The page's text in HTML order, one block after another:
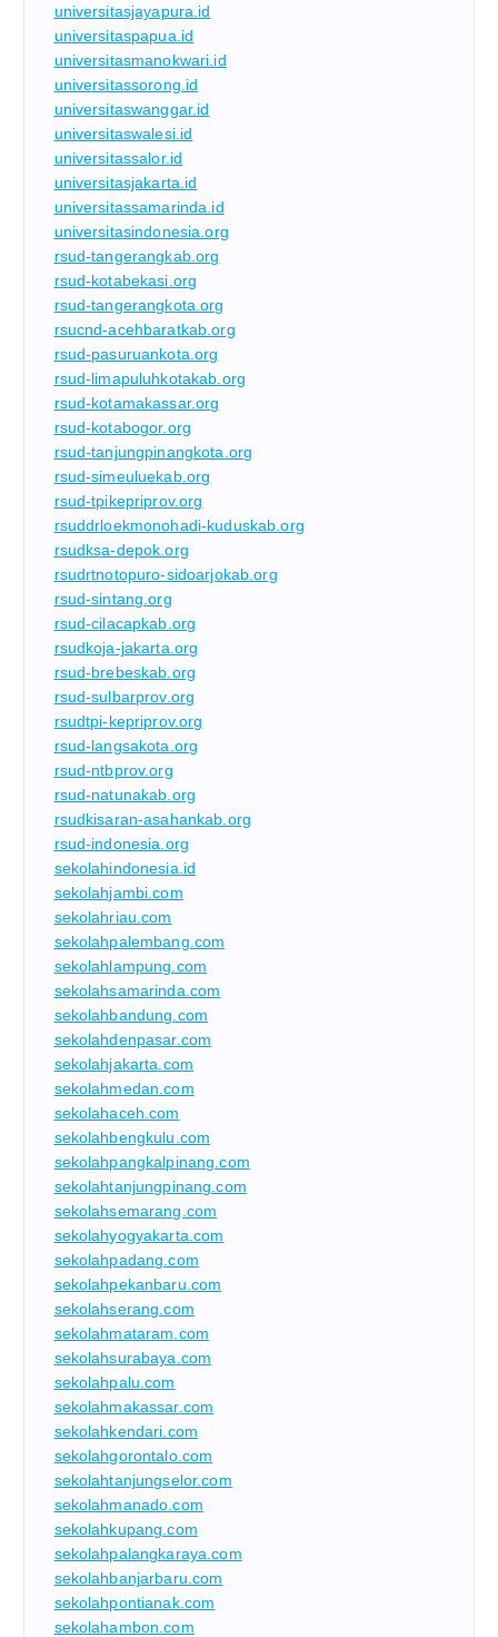
universitasjayapura.id
universitaspapua.id
universitasmanokwari.id
universitassorong.id
universitaswanggar.id
universitaswalesi.id
universitassalor.id
universitasjakarta.id
universitassamarinda.id
universitasindonesia.org
rsud-tangerangkab.org
rsud-kotabekasi.org
rsud-tangerangkota.org
rsucnd-acehbaratkab.org
rsud-pasuruankota.org
rsud-limapuluhkotakab.org
rsud-kotamakassar.org
rsud-kotabogor.org
rsud-tanjungpinangkota.org
rsud-simeuluekab.org
rsud-tpikepriprov.org
rsuddrloekmonohadi-kuduskab.org
rsudksa-depok.org
rsudrtnotopuro-sidoarjokab.org
rsud-sintang.org
rsud-cilacapkab.org
rsudkoja-jakarta.org
rsud-brebeskab.org
rsud-sulbarprov.org
rsudtpi-kepriprov.org
rsud-langsakota.org
rsud-ntbprov.org
rsud-natunakab.org
rsudkisaran-asahankab.org
rsud-indonesia.org
sekolahindonesia.id
sekolahjambi.com
sekolahriau.com
sekolahpalembang.com
sekolahlampung.com
sekolahsamarinda.com
sekolahbandung.com
sekolahdenpasar.com
sekolahjakarta.com
sekolahmedan.com
sekolahaceh.com
sekolahbengkulu.com
sekolahpangkalpinang.com
sekolahtanjungpinang.com
sekolahsemarang.com
sekolahyogyakarta.com
sekolahpadang.com
sekolahpekanbaru.com
sekolahserang.com
sekolahmataram.com
sekolahsurabaya.com
sekolahpalu.com
sekolahmakassar.com
sekolahkendari.com
sekolahgorontalo.com
sekolahtanjungselor.com
sekolahmanado.com
sekolahkupang.com
sekolahpalangkaraya.com
sekolahbanjarbaru.com
sekolahpontianak.com
sekolahambon.com